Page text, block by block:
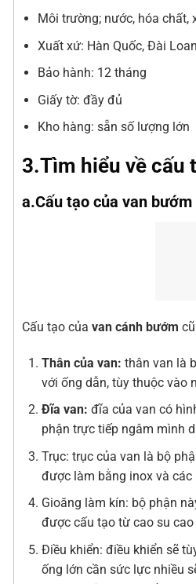
Môi trường; nước, hóa chất,
Xuất xứ: Hàn Quốc, Đài
Bảo hành: 12 tháng
Giấy tờ: đầy đủ
Kho hàng: sẵn số lượng lớn
3.Tìm hiểu về cấu
a.Cấu tạo của van bướm
Cấu tạo của van cánh bướm
Thân của van: thân van là
với ống dẫn, tùy thuộc vào
Đĩa van: đĩa của van có
phận trực tiếp ngâm mình
Trục: trục của van là bộ
được làm bằng inox và
Gioăng làm kín: bộ phận
được cấu tạo từ cao su
Điều khiển: điều khiển sẽ
ống lớn cần sức lực nhiều